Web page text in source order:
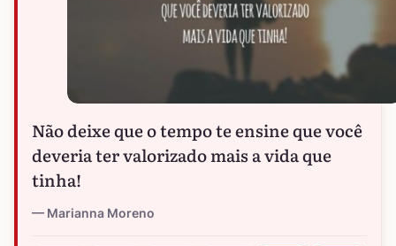
Não deixe que o tempo te ensine que você
deveria ter valorizado mais a vida que
tinha!
Marianna Moreno